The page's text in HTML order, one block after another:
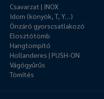
Csavarzat | INOX
Idom (könyök, T, Y…)
Önzáró gyorscsatlakozó
Elosztótömb
Hangtompító
Hollanderes | PUSH-ON
Vágógyűrűs
Tömítés